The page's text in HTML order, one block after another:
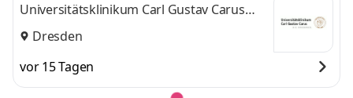
Universitätsklinikum Carl Gustav Carus
Dresden
Dresden
vor 15 Tagen